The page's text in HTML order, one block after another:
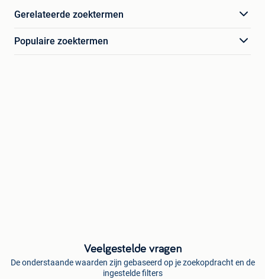
Gerelateerde zoektermen
Populaire zoektermen
Veelgestelde vragen
De onderstaande waarden zijn gebaseerd op je zoekopdracht en de
ingestelde filters